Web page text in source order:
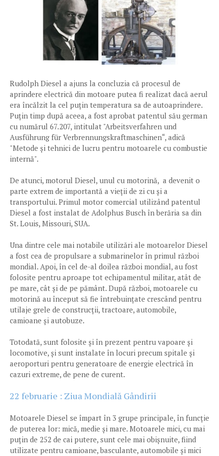
Rudolph Diesel a ajuns la concluzia că procesul de
aprindere electrică din motoare putea fi realizat dacă aerul
era încălzit la cel puțin temperatura sa de autoaprindere.
Puțin timp după aceea, a fost aprobat patentul său german
cu numărul 67.207, intitulat "Arbeitsverfahren und
Ausführung für Verbrennungskraftmaschinen“, adică
"Metode și tehnici de lucru pentru motoarele cu combustie
internă".
De atunci, motorul Diesel, unul cu motorină, a devenit o
parte extrem de importantă a vieții de zi cu și a
transportului. Primul motor comercial utilizând patentul
Diesel a fost instalat de Adolphus Busch în berăria sa din
St. Louis, Missouri, SUA.
Una dintre cele mai notabile utilizări ale motoarelor Diesel
a fost cea de propulsare a submarinelor în primul război
mondial. Apoi, în cel de-al doilea război mondial, au fost
folosite pentru aproape tot echipamentul militar, atât de
pe mare, cât și de pe pământ. După război, motoarele cu
motorină au început să fie întrebuințate crescând pentru
utilaje grele de construcții, tractoare, automobile,
camioane și autobuze.
Totodată, sunt folosite și în prezent pentru vapoare și
locomotive, și sunt instalate în locuri precum spitale și
aeroporturi pentru generatoare de energie electrică în
cazuri extreme, de pene de curent.
22 februarie : Ziua Mondială Gândirii
Motoarele Diesel se împart în 3 grupe principale, în funcție
de puterea lor: mică, medie și mare. Motoarele mici, cu mai
puțin de 252 de cai putere, sunt cele mai obișnuite, fiind
utilizate pentru camioane, basculante, automobile și mici